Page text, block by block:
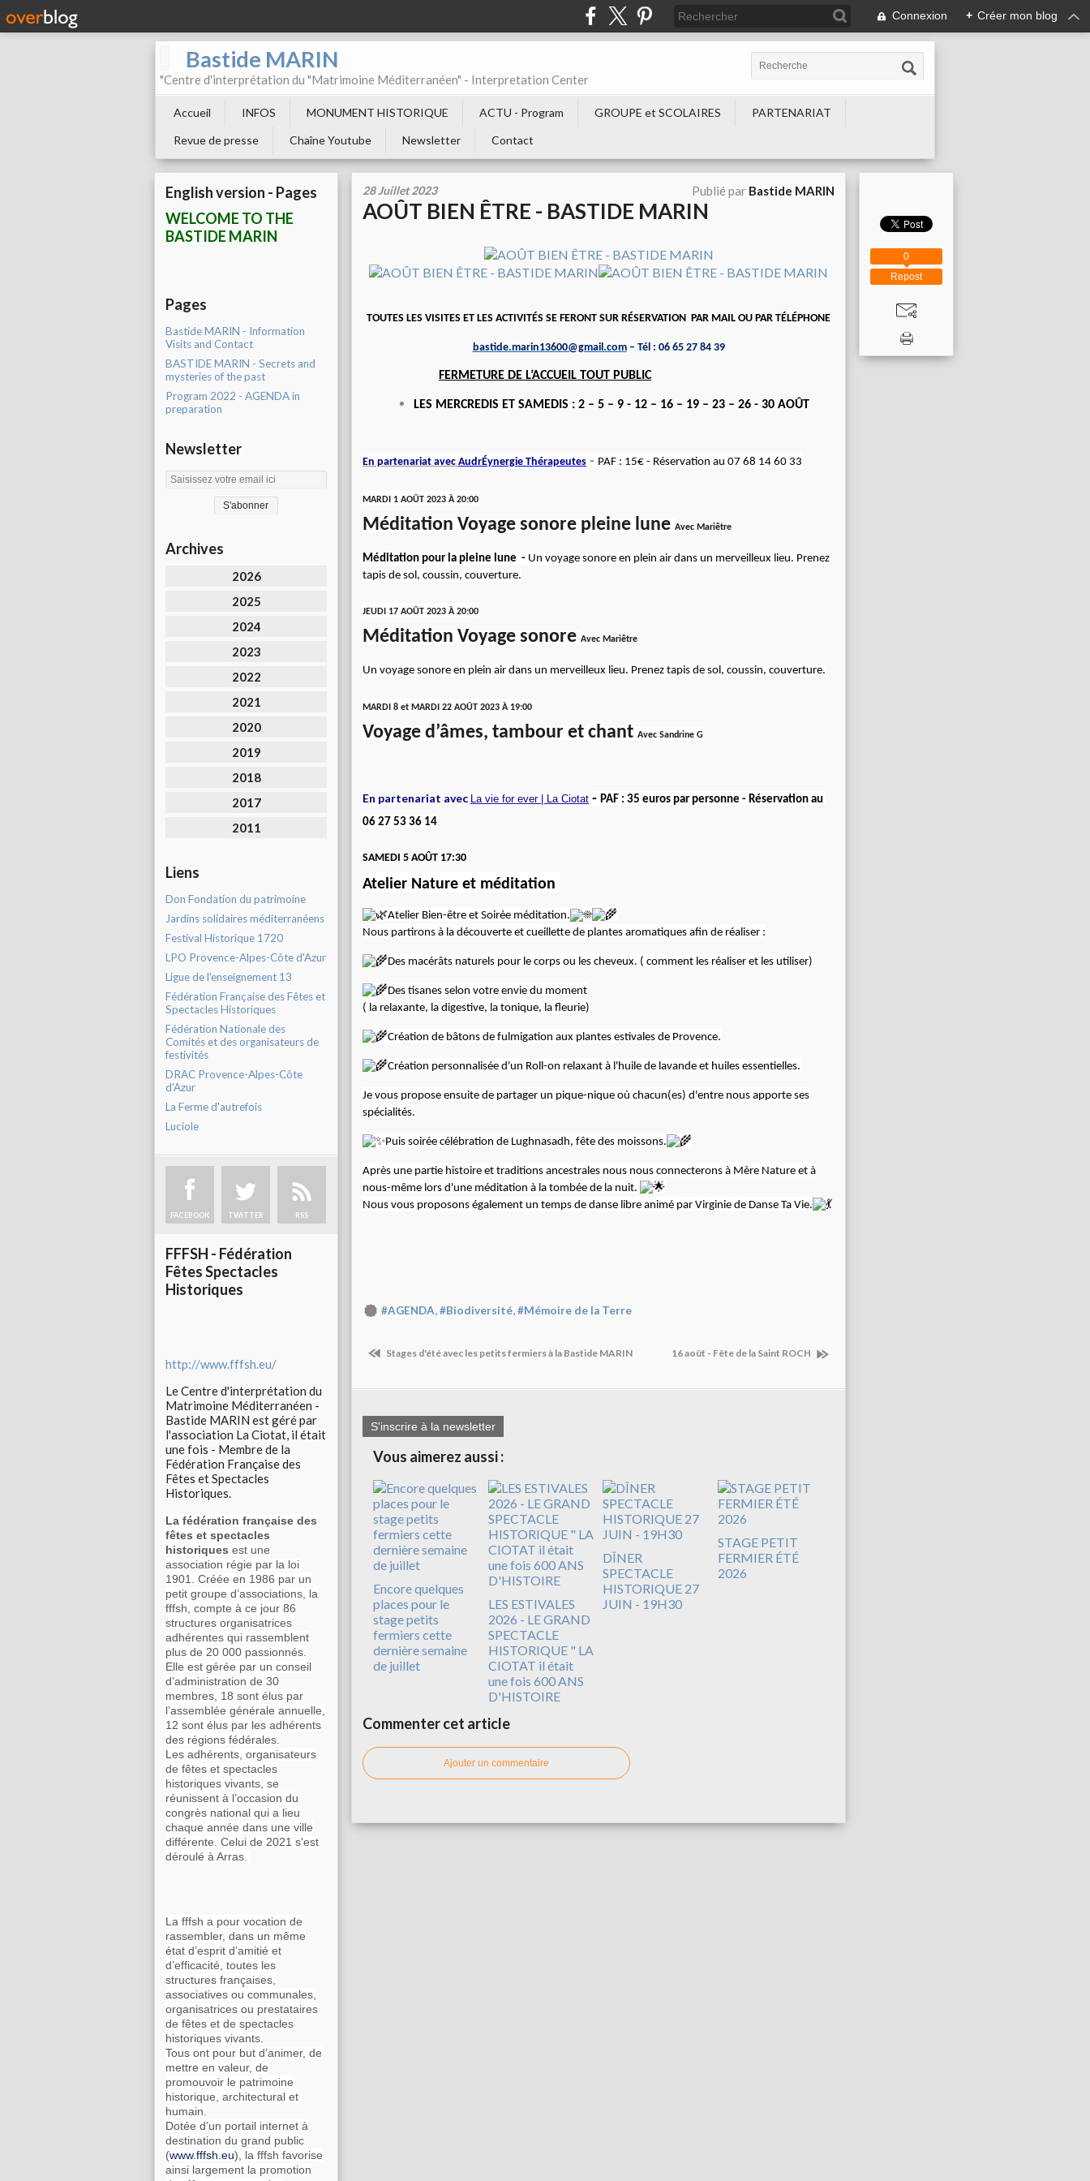
Connexion + Créer mon blog
Bastide MARIN
"Centre d'interprétation du "Matrimoine Méditerranéen" - Interpretation Center
Accueil INFOS MONUMENT HISTORIQUE ACTU - Program GROUPE et SCOLAIRES
PARTENARIAT
Revue de presse
Chaîne Youtube Newsletter Contact
English version - Pages
WELCOME TO THE
BASTIDE MARIN
Pages
Bastide MARIN - Information
Visits and Contact
BASTIDE MARIN - Secrets and
mysteries of the past
Program 2022 - AGENDA in
preparation
Newsletter
Archives
2026
2025
2024
2023
2022
2021
2020
2019
2018
2017
2011
Liens
Don Fondation du patrimoine
Jardins solidaires méditerranéens
Festival Historique 1720
LPO Provence-Alpes-Côte d'Azur
Ligue de l'enseignement 13
Fédération Française des Fêtes et
Spectacles Historiques
Fédération Nationale des
Comités et des organisateurs de
festivités
DRAC Provence-Alpes-Côte
d'Azur
La Ferme d'autrefois
Luciole
FACEBOOK TWITTER RSS
FFFSH - Fédération
Fêtes Spectacles
Historiques
http://www.fffsh.eu/
Le Centre d'interprétation du
Matrimoine Méditerranéen -
Bastide MARIN est géré par
l'association La Ciotat, il était
une fois - Membre de la
Fédération Française des
Fêtes et Spectacles
Historiques.
La fédération française des
fêtes et spectacles
historiques est une
association régie par la loi
1901. Créée en 1986 par un
petit groupe d’associations, la
fffsh, compte à ce jour 86
structures organisatrices
adhérentes qui rassemblent
plus de 20 000 passionnés.
Elle est gérée par un conseil
d’administration de 30
membres, 18 sont élus par
l’assemblée générale annuelle,
12 sont élus par les adhérents
des régions fédérales.
Les adhérents, organisateurs
de fêtes et spectacles
historiques vivants, se
réunissent à l’occasion du
congrès national qui a lieu
chaque année dans une ville
différente. Celui de 2021 s'est
déroulé à Arras.
La fffsh a pour vocation de
rassembler, dans un même
état d’esprit d’amitié et
d’efficacité, toutes les
structures françaises,
associatives ou communales,
organisatrices ou prestataires
de fêtes et de spectacles
historiques vivants.
Tous ont pour but d’animer, de
mettre en valeur, de
promouvoir le patrimoine
historique, architectural et
humain.
Dotée d’un portail internet à
destination du grand public
(www.fffsh.eu), la fffsh favorise
ainsi largement la promotion
28 Juillet 2023 Publié par Bastide MARIN
AOÛT BIEN ÊTRE - BASTIDE MARIN
TOUTES LES VISITES ET LES ACTIVITÉS SE FERONT SUR RÉSERVATION PAR MAIL OU PAR TÉLÉPHONE
bastide.marin13600@gmail.com– Tél : 06 65 27 84 39
FERMETURE DE L’ACCUEIL TOUT PUBLIC
LES MERCREDIS ET SAMEDIS : 2 – 5 – 9 - 12 – 16 – 19 – 23 – 26 - 30 AOÛT
En partenariat avec AudrÉynergie Thérapeutes - PAF : 15€ - Réservation au 07 68 14 60 33
MARDI 1 AOÛT 2023 À 20:00
Méditation Voyage sonore pleine lune Avec Mariêtre
Méditation pour la pleine lune - Un voyage sonore en plein air dans un merveilleux lieu. Prenez
tapis de sol, coussin, couverture.
JEUDI 17 AOÛT 2023 À 20:00
Méditation Voyage sonore Avec Mariêtre
Un voyage sonore en plein air dans un merveilleux lieu. Prenez tapis de sol, coussin, couverture.
MARDI 8 et MARDI 22 AOÛT 2023 À 19:00
Voyage d’âmes, tambour et chant Avec Sandrine G
En partenariat avec La vie for ever | La Ciotat - PAF : 35 euros par personne - Réservation au
06 27 53 36 14
SAMEDI 5 AOÛT 17:30
Atelier Nature et méditation
Atelier Bien-être et Soirée méditation.
Nous partirons à la découverte et cueillette de plantes aromatiques afin de réaliser :
Des macérâts naturels pour le corps ou les cheveux. ( comment les réaliser et les utiliser)
Des tisanes selon votre envie du moment
( la relaxante, la digestive, la tonique, la fleurie)
Création de bâtons de fulmigation aux plantes estivales de Provence.
Création personnalisée d'un Roll-on relaxant à l'huile de lavande et huiles essentielles.
Je vous propose ensuite de partager un pique-nique où chacun(es) d'entre nous apporte ses
spécialités.
Puis soirée célébration de Lughnasadh, fête des moissons.
Après une partie histoire et traditions ancestrales nous nous connecterons à Mère Nature et à
nous-même lors d'une méditation à la tombée de la nuit.
Nous vous proposons également un temps de danse libre animé par Virginie de Danse Ta Vie.
#AGENDA,#Biodiversité,#Mémoire de la Terre
Stages d'été avec les petits fermiers à la Bastide MARIN 16 août - Fête de la Saint ROCH
S'inscrire à la newsletter
Vous aimerez aussi :
Encore quelques
places pour le
stage petits
fermiers cette
dernière semaine
de juillet
LES ESTIVALES
2026 - LE GRAND
SPECTACLE
HISTORIQUE " LA
CIOTAT il était
une fois 600 ANS
D'HISTOIRE
DÎNER
SPECTACLE
HISTORIQUE 27
JUIN - 19H30
STAGE PETIT
FERMIER ÉTÉ
2026
Commenter cet article
Ajouter un commentaire
Repost
0